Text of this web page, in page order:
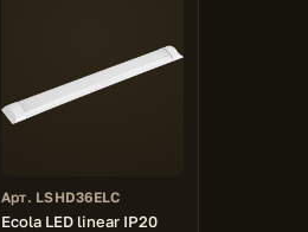
Арт. LSHD36ELC
Ecola LED linear IP20